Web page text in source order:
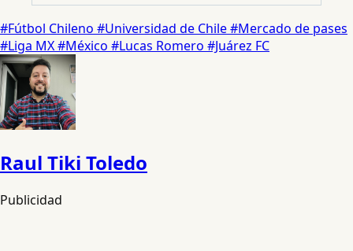
#Fútbol Chileno #Universidad de Chile#Mercado de pases
#Liga MX#México #Lucas Romero #Juárez FC
Raul Tiki Toledo
Publicidad